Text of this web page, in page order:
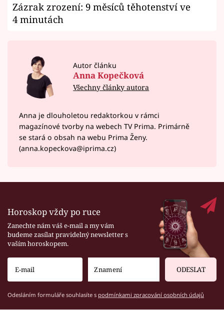
Zázrak zrození: 9 měsíců těhotenství ve
4 minutách
Autor článku
Anna Kopečková
Všechny články autora
Anna je dlouholetou redaktorkou v rámci
magazínové tvorby na webech TV Prima. Primárně
se stará o obsah na webu Prima Ženy.
(anna.kopeckova@iprima.cz)
Horoskop vždy po ruce
Zanechte nám váš e-mail a my vám
budeme zasílat pravidelný newsletter s
vaším horoskopem.
ODESLAT
Odesláním formuláře souhlasíte s podmínkami zpracování osobních údajů